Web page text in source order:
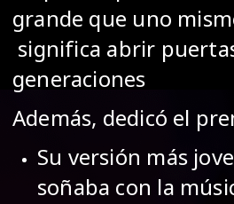
grande que uno
significa abrir
generaciones
Además, dedicó el
Su versión más
soñaba con la